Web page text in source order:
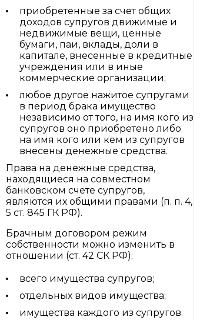
приобретенные за счет общих
доходов супругов движимые и
недвижимые вещи, ценные
бумаги, паи, вклады, доли в
капитале, внесенные в кредитные
учреждения или в иные
коммерческие организации;
любое другое нажитое супругами
в период брака имущество
независимо от того, на имя кого из
супругов оно приобретено либо
на имя кого или кем из супругов
внесены денежные средства.
Права на денежные средства,
находящиеся на совместном
банковском счете супругов,
являются их общими правами (п. п. 4,
5 ст. 845 ГК РФ).
Брачным договором режим
собственности можно изменить в
отношении (ст. 42 СК РФ):
всего имущества супругов;
отдельных видов имущества;
имущества каждого из супругов.